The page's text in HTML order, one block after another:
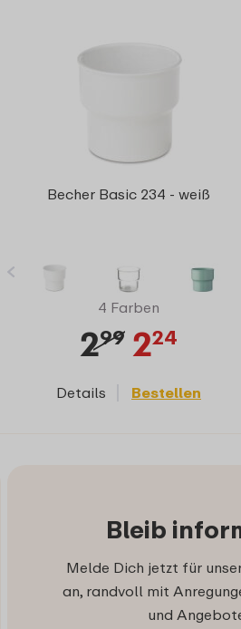
Becher Basic 234 - weiß
4 Farben
299 224
Details Bestellen
Bleib
Melde Dich jetzt für
an, randvoll mit
und